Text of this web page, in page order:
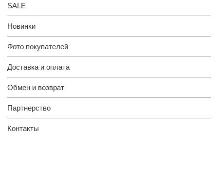
SALE
Новинки
Фото покупателей
Доставка и оплата
Обмен и возврат
Партнерство
Контакты